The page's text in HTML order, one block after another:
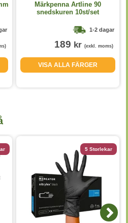
Märkpenna Artline 90
snedskuren 10st/set
1-2 dagar
189 kr (exkl. moms)
VISA ALLA FÄRGER
5 Storlekar